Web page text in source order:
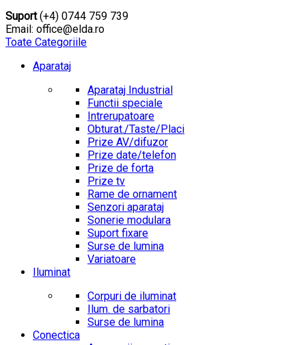
Suport(+4) 0744 759 739
Email: office@elda.ro
Toate Categoriile
Aparataj
Aparataj Industrial
Functii speciale
Intrerupatoare
Obturat./Taste/Placi
Prize AV/difuzor
Prize date/telefon
Prize de forta
Prize tv
Rame de ornament
Senzori aparataj
Sonerie modulara
Suport fixare
Surse de lumina
Variatoare
Iluminat
Corpuri de iluminat
Ilum. de sarbatori
Surse de lumina
Conectica